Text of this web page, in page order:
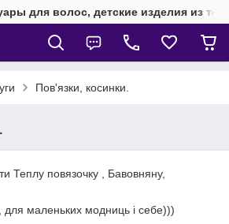
для волос, детские изделия из
Пов'язки, косинки.
Теплу повязочку , Бавовняну,
для маленьких модниць і себе)))